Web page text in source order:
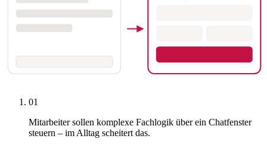
01
Mitarbeiter sollen komplexe Fachlogik über ein Chatfenster
steuern – im Alltag scheitert das.